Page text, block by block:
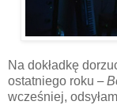
Na dokładkę
ostatniego roku –
wcześniej, odsyłam